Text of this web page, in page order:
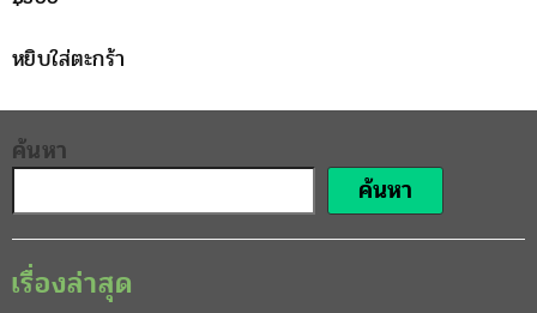
หยิบใส่ตะกร้า
ค้นหา
ค้นหา
เรื่องล่าสุด